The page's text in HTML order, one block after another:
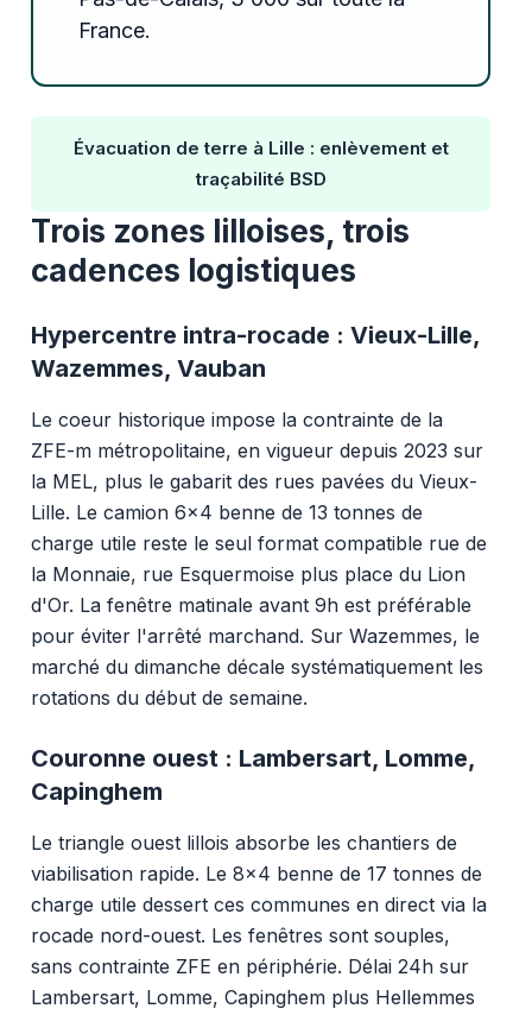
France.
Évacuation de terre à Lille : enlèvement et
traçabilité BSD
Trois zones lilloises, trois
cadences logistiques
Hypercentre intra-rocade : Vieux-Lille,
Wazemmes, Vauban
Le coeur historique impose la contrainte de la
ZFE-m métropolitaine, en vigueur depuis 2023 sur
la MEL, plus le gabarit des rues pavées du Vieux-
Lille. Le camion 6x4 benne de 13 tonnes de
charge utile reste le seul format compatible rue de
la Monnaie, rue Esquermoise plus place du Lion
d'Or. La fenêtre matinale avant 9h est préférable
pour éviter l'arrêté marchand. Sur Wazemmes, le
marché du dimanche décale systématiquement les
rotations du début de semaine.
Couronne ouest : Lambersart, Lomme,
Capinghem
Le triangle ouest lillois absorbe les chantiers de
viabilisation rapide. Le 8x4 benne de 17 tonnes de
charge utile dessert ces communes en direct via la
rocade nord-ouest. Les fenêtres sont souples,
sans contrainte ZFE en périphérie. Délai 24h sur
Lambersart, Lomme, Capinghem plus Hellemmes